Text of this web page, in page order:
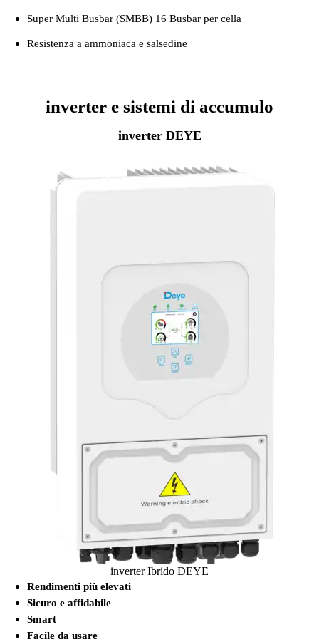
Super Multi Busbar (SMBB) 16 Busbar per cella
Resistenza a ammoniaca e salsedine
inverter e sistemi di accumulo
inverter DEYE
inverter Ibrido DEYE
Rendimenti più elevati
Sicuro e affidabile
Smart
Facile da usare